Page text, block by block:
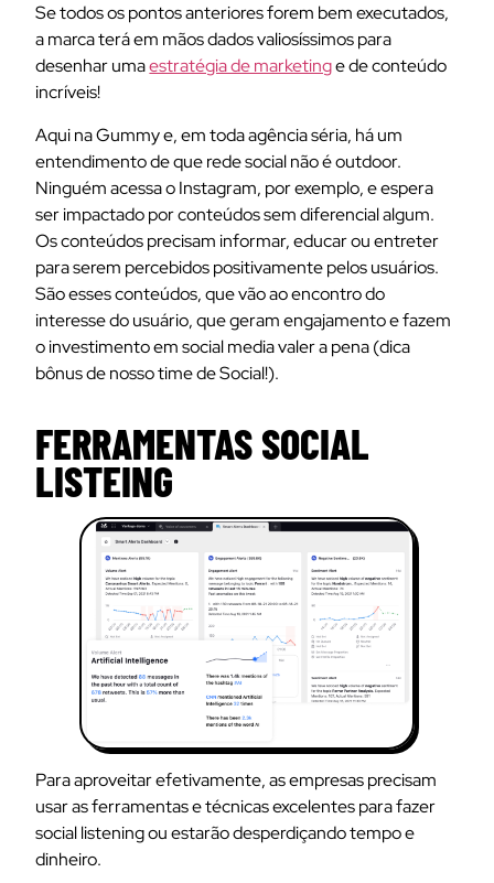
Se todos os pontos anteriores forem bem executados,
a marca terá em mãos dados valiosíssimos para
desenhar umaestratégia de marketinge de conteúdo
incríveis!
Aqui na Gummy e, em toda agência séria, há um
entendimento de que rede social não é outdoor.
Ninguém acessa o Instagram, por exemplo, e espera
ser impactado por conteúdos sem diferencial algum.
Os conteúdos precisam informar, educar ou entreter
para serem percebidos positivamente pelos usuários.
São esses conteúdos, que vão ao encontro do
interesse do usuário, que geram engajamento e fazem
o investimento em social media valer a pena (dica
bônus de nosso time de Social!).
FERRAMENTAS SOCIAL
LISTEING
Para aproveitar efetivamente, as empresas precisam
usar as ferramentas e técnicas excelentes para fazer
social listening ou estarão desperdiçando tempo e
dinheiro.